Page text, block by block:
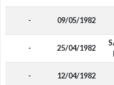
- 09/05/1982
- 25/04/1982
- 12/04/1982